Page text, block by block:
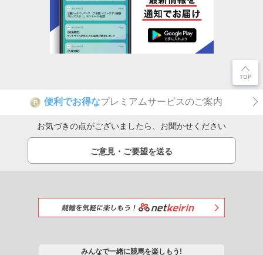
P 便利でお得なプレミアムサービスのご案内
お気づきの点がございましたら、お聞かせください
ご意見・ご要望を送る
みんなで一緒に競馬を楽しもう!